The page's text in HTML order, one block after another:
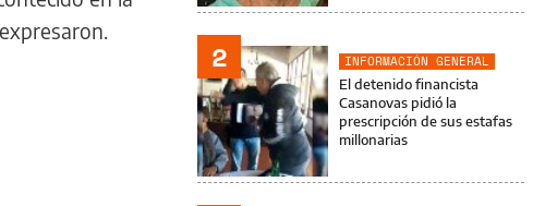
2
INFORMACIÓN GENERAL
El detenido financista
Casanovas pidió la
prescripción de sus estafas
millonarias